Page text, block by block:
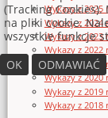
Wykazy z 2025
Wykazy z 2024
Wykazy z 2023
Wykazy z 2022
Wykazy z 2021
Wykazy z 2020
Wykazy z 2019
Wykazy z 2018
(Tracking
na pliki cookie.
wszystkie funkcje
OK
ODMAWIAĆ